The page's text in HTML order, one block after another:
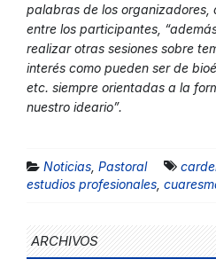
palabras de los organizadores,
entre los participantes,
realizar otras sesiones sobre
interés como pueden ser de
etc. siempre orientadas a la
nuestro ideario”.
Noticias Pastoral
estudios profesionales
ARCHIVOS